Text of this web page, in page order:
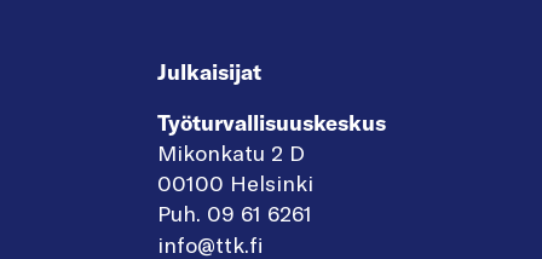
Julkaisijat
Työturvallisuuskeskus
Mikonkatu 2 D
00100 Helsinki
Puh. 09 61 6261
info@ttk.fi